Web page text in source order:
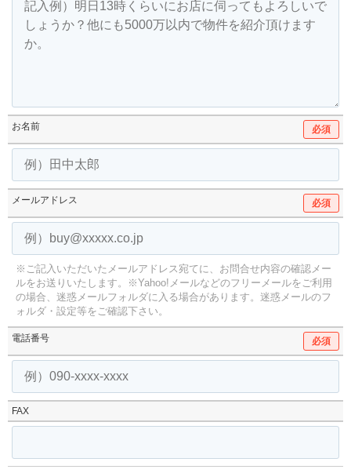
お名前 必須
メールアドレス 必須
※ご記入いただいたメールアドレス宛てに、お問合せ内容の確認メー
ルをお送りいたします。
※Yahoo!メールなどのフリーメールをご利用
の場合、迷惑メールフォルダに入る場合があります。 迷惑メールのフ
ォルダ・設定等をご確認下さい。
電話番号 必須
FAX